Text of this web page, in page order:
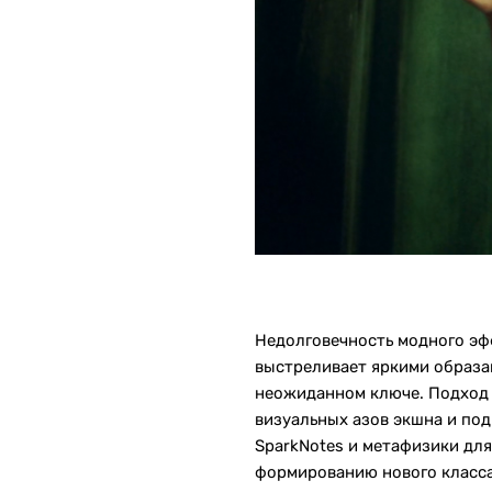
Недолговечность модного
выстреливает яркими
неожиданном ключе. Подход
визуальных азов экшна и
SparkNotes и метафизики
формированию нового